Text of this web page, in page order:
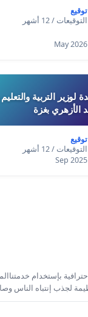
لوزير التربية
الأزهري بغزة
بإستخدام
لجذب إنتباه الناس